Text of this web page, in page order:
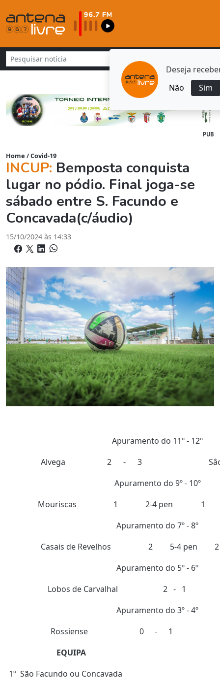
Deseja
Não
Sim
PUB
Home /Covid-19
INCUP: Bemposta conquista
lugar no pódio. Final joga-se
sábado entre S. Facundo e
Concavada(c/áudio)
15/10/2024 às 14:33
Apuramento do 11º - 12º
Alvega
2 - 3
Apuramento do 9º - 10º
Mouriscas
1 2-4 pen
1
Apuramento do 7º - 8º
Casais de Revelhos
2 5-4 pen
2
Apuramento do 5º - 6º
Lobos de Carvalhal
2 - 1
Apuramento do 3º - 4º
Rossiense
0 -
1
EQUIPA
1º São Facundo ou Concavada